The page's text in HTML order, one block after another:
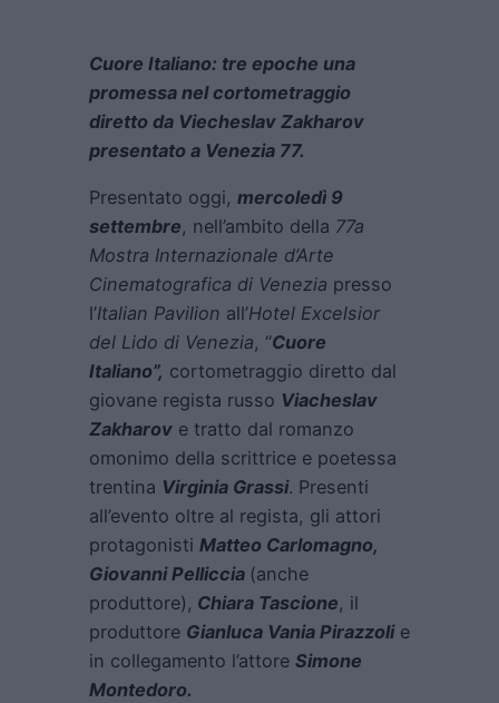
Cuore Italiano: tre epoche una
promessa nel cortometraggio
diretto da Viecheslav Zakharov
presentato a Venezia 77.
Presentato oggi, mercoledì 9
settembre, nell’ambito della 77a
Mostra Internazionale d’Arte
Cinematografica di Venezia presso
l’Italian Pavilion all’Hotel Excelsior
del Lido di Venezia, “Cuore
Italiano”, cortometraggio diretto dal
giovane regista russo Viacheslav
Zakharov e tratto dal romanzo
omonimo della scrittrice e poetessa
trentina Virginia Grassi. Presenti
all’evento oltre al regista, gli attori
protagonisti Matteo Carlomagno,
Giovanni Pelliccia (anche
produttore), Chiara Tascione, il
produttore Gianluca Vania Pirazzolie
in collegamento l’attore Simone
Montedoro.